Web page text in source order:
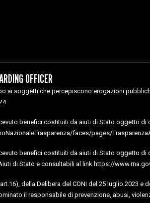
OFFICER
ai soggetti che percepiscono erogazioni
benefici costituiti da aiuti di Stato oggetto
faces/pages/
benefici costituiti da aiuti di Stato oggetto
di Stato e consultabili al link https://
della Delibera del CONI del 25 luglio 2023 e
il responsabile di prevenzione, abusi,